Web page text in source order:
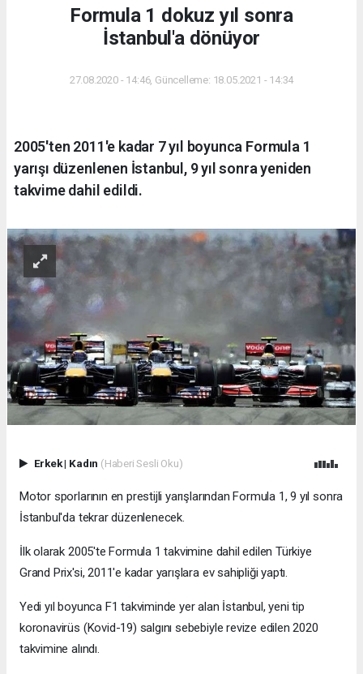
Formula 1 dokuz yıl sonra
İstanbul'a dönüyor
27.08.2020 - 14:46, Güncelleme: 18.05.2021 - 14:34
2005'ten 2011'e kadar 7 yıl boyunca Formula 1
yarışı düzenlenen İstanbul, 9 yıl sonra yeniden
takvime dahil edildi.
Erkek| Kadın (Haberi Sesli Oku)
Motor sporlarının en prestijli yarışlarından Formula 1, 9 yıl sonra
İstanbul'da tekrar düzenlenecek.
İlk olarak 2005'te Formula 1 takvimine dahil edilen Türkiye
Grand Prix'si, 2011'e kadar yarışlara ev sahipliği yaptı.
Yedi yıl boyunca F1 takviminde yer alan İstanbul, yeni tip
koronavirüs (Kovid-19) salgını sebebiyle revize edilen 2020
takvimine alındı.